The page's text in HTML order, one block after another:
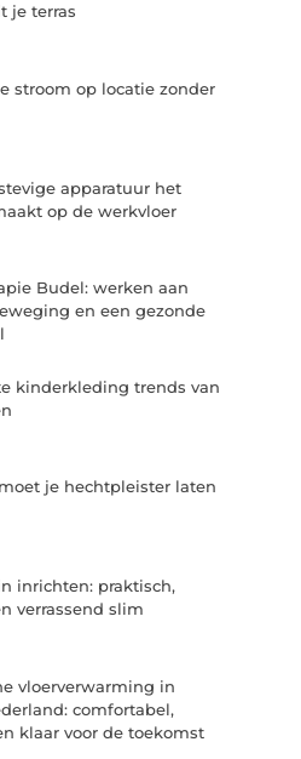
je terras
stroom op locatie zonder
apparatuur het
op de werkvloer
Budel: werken aan
en een gezonde
kinderkleding trends van
je hechtpleister laten
inrichten: praktisch,
verrassend slim
vloerverwarming in
comfortabel,
klaar voor de toekomst